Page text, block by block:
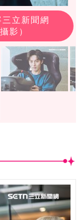
立新聞網
影）